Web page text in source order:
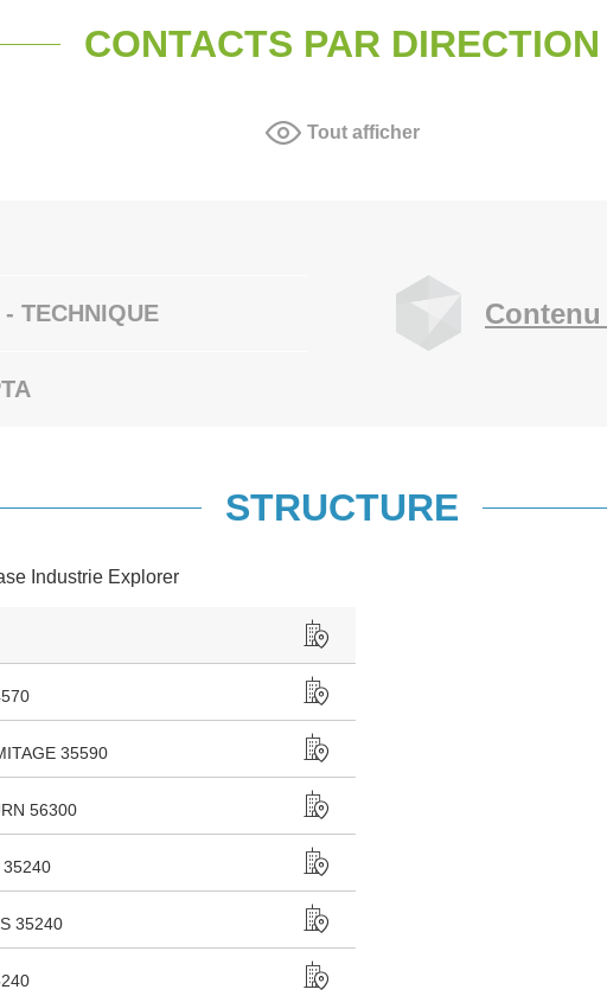
CONTACTS PAR DIRECTION
Tout afficher
TECHNIQUE
STRUCTURE
Industrie Explorer
35590
56300
35240
35240